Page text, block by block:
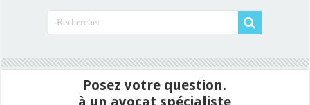
Posez votre question.